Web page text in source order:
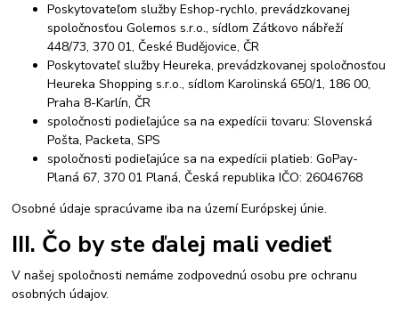
Poskytovateľom služby Eshop-rychlo, prevádzkovanej
spoločnosťou Golemos s.r.o., sídlom Zátkovo nábřeží
448/73, 370 01, České Budějovice, ČR
Poskytovateľ služby Heureka, prevádzkovanej spoločnosťou
Heureka Shopping s.r.o., sídlom Karolinská 650/1, 186 00,
Praha 8-Karlín, ČR
spoločnosti podieľajúce sa na expedícii tovaru: Slovenská
Pošta, Packeta, SPS
spoločnosti podieľajúce sa na expedícii platieb: GoPay-
Planá 67, 370 01 Planá, Česká republika IČO: 26046768
Osobné údaje spracúvame iba na území Európskej únie.
III. Čo by ste ďalej mali vedieť
V našej spoločnosti nemáme zodpovednú osobu pre ochranu
osobných údajov.